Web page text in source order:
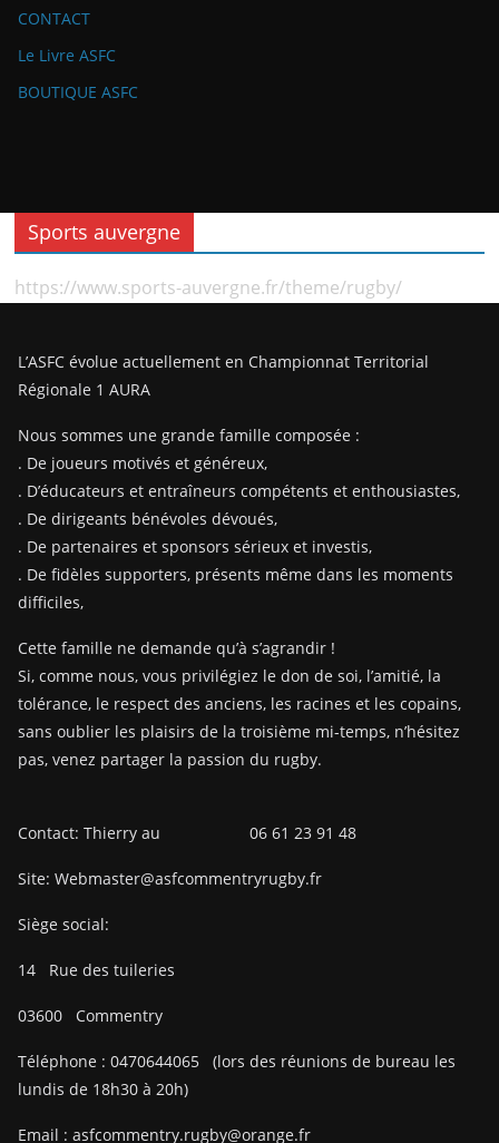
CONTACT
Le Livre ASFC
BOUTIQUE ASFC
Sports auvergne
https://www.sports-auvergne.fr/theme/rugby/
L’ASFC évolue actuellement en Championnat Territorial
Régionale 1 AURA
Nous sommes une grande famille composée :
. De joueurs motivés et généreux,
. D’éducateurs et entraîneurs compétents et enthousiastes,
. De dirigeants bénévoles dévoués,
. De partenaires et sponsors sérieux et investis,
. De fidèles supporters, présents même dans les moments
difficiles,
Cette famille ne demande qu’à s’agrandir !
Si, comme nous, vous privilégiez le don de soi, l’amitié, la
tolérance, le respect des anciens, les racines et les copains,
sans oublier les plaisirs de la troisième mi-temps, n’hésitez
pas, venez partager la passion du rugby.
Contact: Thierry au 06 61 23 91 48
Site: Webmaster@asfcommentryrugby.fr
Siège social:
14 Rue des tuileries
03600 Commentry
Téléphone : 0470644065
(lors des réunions de bureau les
lundis de 18h30 à 20h)
Email : asfcommentry.rugby@orange.fr